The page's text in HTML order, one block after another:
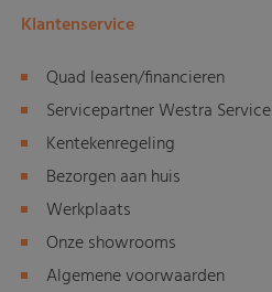
Klantenservice
Quad leasen/financieren
Servicepartner Westra Service
Kentekenregeling
Bezorgen aan huis
Werkplaats
Onze showrooms
Algemene voorwaarden